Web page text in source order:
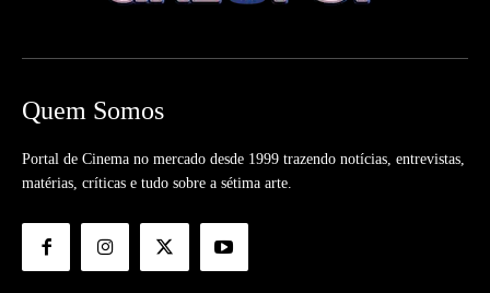
Quem Somos
Portal de Cinema no mercado desde 1999 trazendo notícias, entrevistas,
matérias, críticas e tudo sobre a sétima arte.